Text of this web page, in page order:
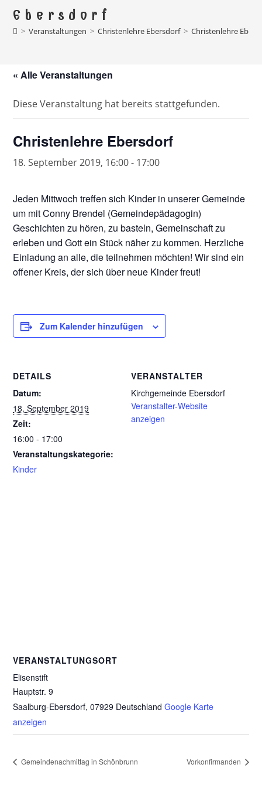
Ebersdorf
> Veranstaltungen > Christenlehre Ebersdorf > Christenlehre
« Alle Veranstaltungen
Diese Veranstaltung hat bereits stattgefunden.
Christenlehre Ebersdorf
18. September 2019, 16:00- 17:00
Jeden Mittwoch treffen sich Kinder in unserer Gemeinde
um mit Conny Brendel (Gemeindepädagogin)
Geschichten zu hören, zu basteln, Gemeinschaft zu
erleben und Gott ein Stück näher zu kommen. Herzliche
Einladung an alle, die teilnehmen möchten! Wir sind ein
offener Kreis, der sich über neue Kinder freut!
Zum Kalender hinzufügen
DETAILS
Datum:
18. September 2019
Zeit:
16:00 - 17:00
Veranstaltungskategorie:
Kinder
VERANSTALTER
Kirchgemeinde Ebersdorf
Veranstalter-Website
anzeigen
VERANSTALTUNGSORT
Elisenstift
Hauptstr. 9
Saalburg-Ebersdorf, 07929 Deutschland Google Karte
anzeigen
Gemeindenachmittag in Schönbrunn Vorkonfirmanden